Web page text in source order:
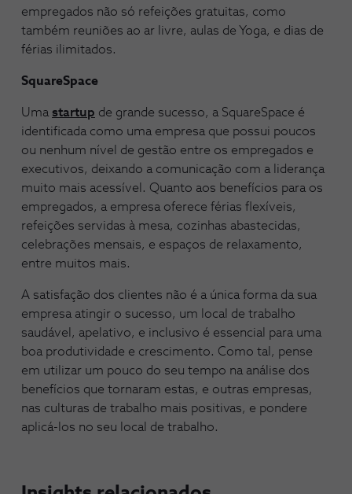
empregados não só refeições gratuitas, como
também reuniões ao ar livre, aulas de Yoga, e dias de
férias ilimitados.
SquareSpace
Uma startup de grande sucesso, a SquareSpace é
identificada como uma empresa que possui poucos
ou nenhum nível de gestão entre os empregados e
executivos, deixando a comunicação com a liderança
muito mais acessível. Quanto aos benefícios para os
empregados, a empresa oferece férias flexíveis,
refeições servidas à mesa, cozinhas abastecidas,
celebrações mensais, e espaços de relaxamento,
entre muitos mais.
A satisfação dos clientes não é a única forma da sua
empresa atingir o sucesso, um local de trabalho
saudável, apelativo, e inclusivo é essencial para uma
boa produtividade e crescimento. Como tal, pense
em utilizar um pouco do seu tempo na análise dos
benefícios que tornaram estas, e outras empresas,
nas culturas de trabalho mais positivas, e pondere
aplicá-los no seu local de trabalho.